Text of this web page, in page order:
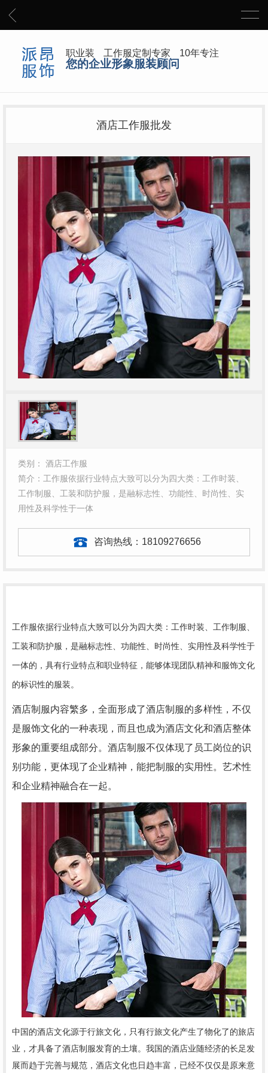
职业装 工作服定制专家 10年专注
您的企业形象服装顾问
酒店工作服批发
类别： 酒店工作服
简介：工作服依据行业特点大致可以分为四大类：工作时装、
工作制服、工装和防护服，是融标志性、功能性、时尚性、实
用性及科学性于一体
咨询热线： 18109276656
工作服依据行业特点大致可以分为四大类：工作时装、工作制服、
工装和防护服，是融标志性、功能性、时尚性、实用性及科学性于
一体的，具有行业特点和职业特征，能够体现团队精神和服饰文化
的标识性的服装。
酒店制服内容繁多，全面形成了酒店制服的多样性，不仅
是服饰文化的一种表现，而且也成为酒店文化和酒店整体
形象的重要组成部分。酒店制服不仅体现了员工岗位的识
别功能，更体现了企业精神，能把制服的实用性。艺术性
和企业精神融合在一起。
中国的酒店文化源于行旅文化，只有行旅文化产生了物化了的旅店
业，才具备了酒店制服发育的土壤。我国的酒店业随经济的长足发
展而趋于完善与规范，酒店文化也日趋丰富，已经不仅仅是原来意